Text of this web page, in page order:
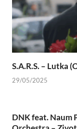
S.A.R.S. – Lutka
29/05/2025
DNK feat. Naum